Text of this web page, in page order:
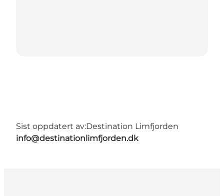
Sist oppdatert av:Destination Limfjorden
info@destinationlimfjorden.dk